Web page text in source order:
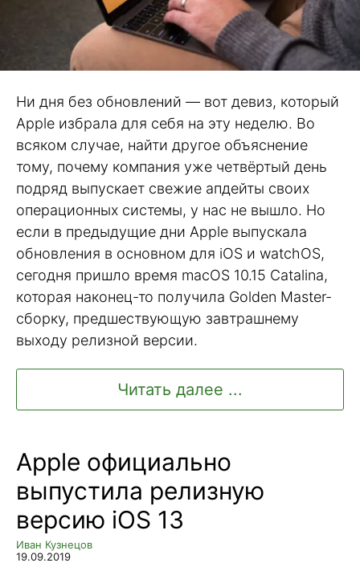
Ни дня без обновлений — вот девиз, который
Apple избрала для себя на эту неделю. Во
всяком случае, найти другое объяснение
тому, почему компания уже четвёртый день
подряд выпускает свежие апдейты своих
операционных системы, у нас не вышло. Но
если в предыдущие дни Apple выпускала
обновления в основном для iOS и watchOS,
сегодня пришло время macOS 10.15 Catalina,
которая наконец-то получила Golden Master-
сборку, предшествующую завтрашнему
выходу релизной версии.
Читать далее ...
Apple официально
выпустила релизную
версию iOS 13
Иван Кузнецов
19.09.2019